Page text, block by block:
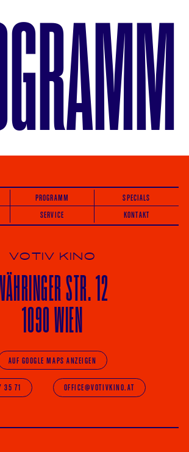
PROGRAMM
SPECIALS
SERVICE KONTAKT
VOTIV KINO
STR. 12
1090 WIEN
AUF GOOGLE MAPS ANZEIGEN
35 71 OFFICE@VOTIVKINO.AT